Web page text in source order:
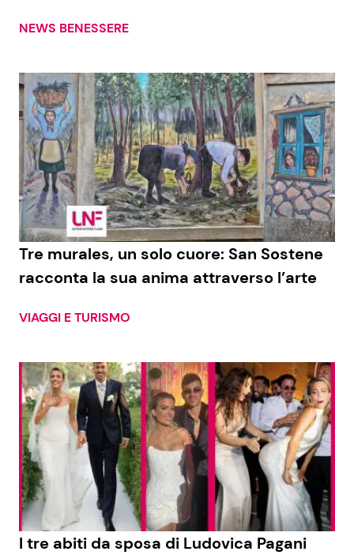
NEWS BENESSERE
Tre murales, un solo cuore: San Sostene
racconta la sua anima attraverso l’arte
VIAGGI E TURISMO
I tre abiti da sposa di Ludovica Pagani